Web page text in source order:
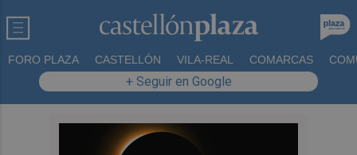
FORO PLAZA CASTELLÓN VILA-REAL COMARCAS
+ Seguir en Google